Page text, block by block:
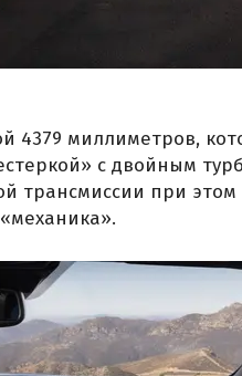
4379 миллиметров,
с двойным
трансмиссии при этом